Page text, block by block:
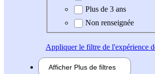
Plus de 3 ans
Non renseignée
Appliquerle filtre de l'expérience
Afficher Plus de filtres